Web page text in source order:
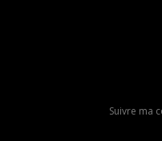
Suivre ma